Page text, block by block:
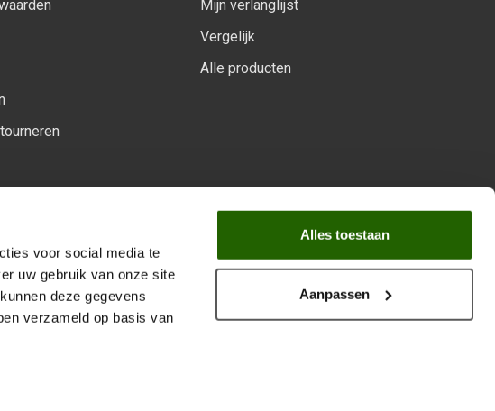
voor social media te
uw gebruik van onze site
deze gegevens
verzameld op basis van
Alles toestaan
Aanpassen
Mijn verlanglijst
Vergelijk
Alle producten